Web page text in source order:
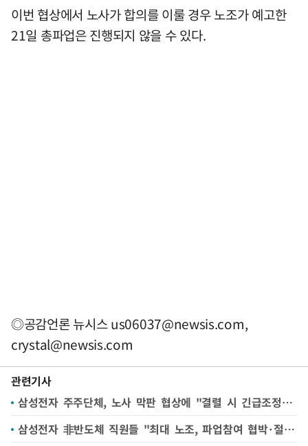
이번 협상에서 노사가 합의를 이룰 경우 노조가 예고한
21일 총파업은 진행되지 않을 수 있다.
◎공감언론 뉴시스us06037@newsis.com,
crystal@newsis.com
관련기사
삼성전자 주주단체, 노사 막판 협상에 "결렬 시 긴급조정 '파업전' 발동해야" 주장
삼성전자 非반도체 직원들 "최대 노조, 파업참여 협박·절차 무시" 노동부 진정